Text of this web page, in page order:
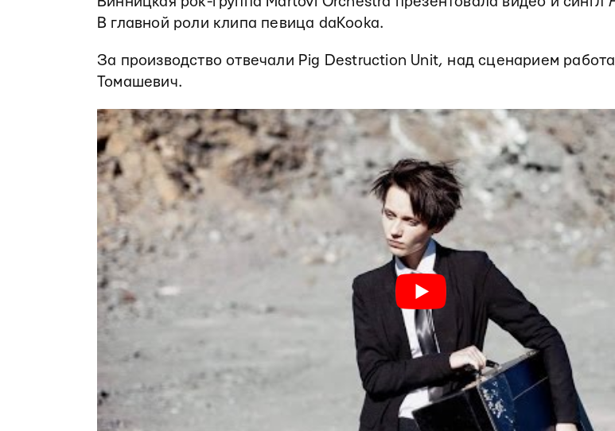
В главной роли клипа певица daKooka.
За производство отвечали Pig Destruction Unit, над сценарием
Томашевич.